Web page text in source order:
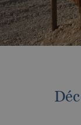
Nous
À partir de € Tax. incl.
Vive el
Group
BC™ Music Resort
(Recommended for
Magic Atrium Plaza
Calendrier